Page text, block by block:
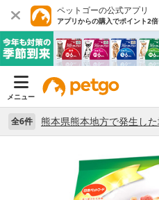
ペットゴーの公式アプリ
アプリからの購入でポイント2倍
メニュー
全6件